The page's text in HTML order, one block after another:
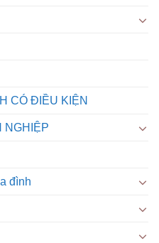
CÓ ĐIỀU KIỆN
NGHIỆP
đình